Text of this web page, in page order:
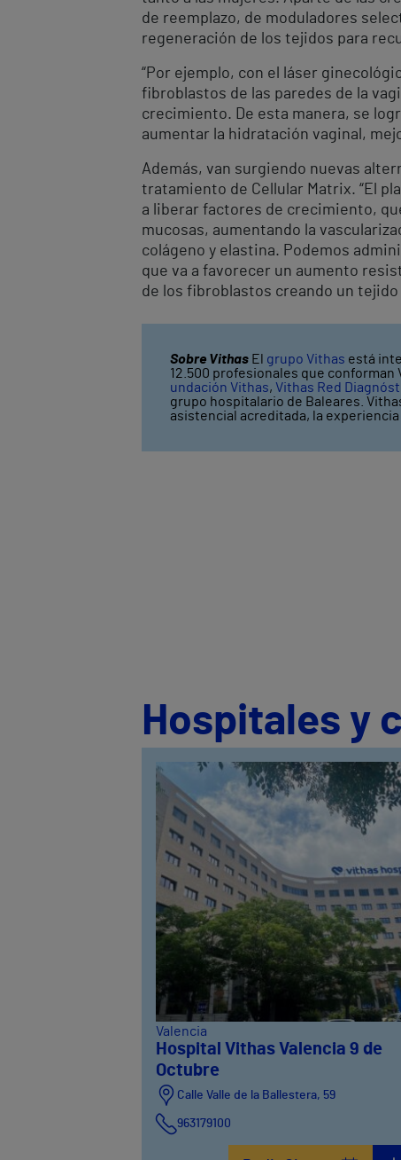
de reemplazo, de moduladores
regeneración de los tejidos para
“Por ejemplo, con el láser
fibroblastos de las paredes de la
crecimiento. De esta manera, se
aumentar la hidratación vaginal,
Además, van surgiendo nuevas
tratamiento de Cellular Matrix. “El
a liberar factores de crecimiento,
mucosas, aumentando la
colágeno y elastina. Podemos
que va a favorecer un aumento
de los fibroblastos creando un tejido
Sobre Vithas El grupo Vithas está
12.500 profesionales que conforman
undación Vithas, Vithas Red
grupo hospitalario de Baleares.
asistencial acreditada, la
Hospitales y
Valencia
Hospital Vithas Valencia 9 de
Octubre
Calle Valle de la Ballestera, 59
963179100